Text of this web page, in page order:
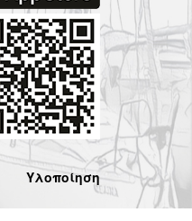
Υλοποίηση